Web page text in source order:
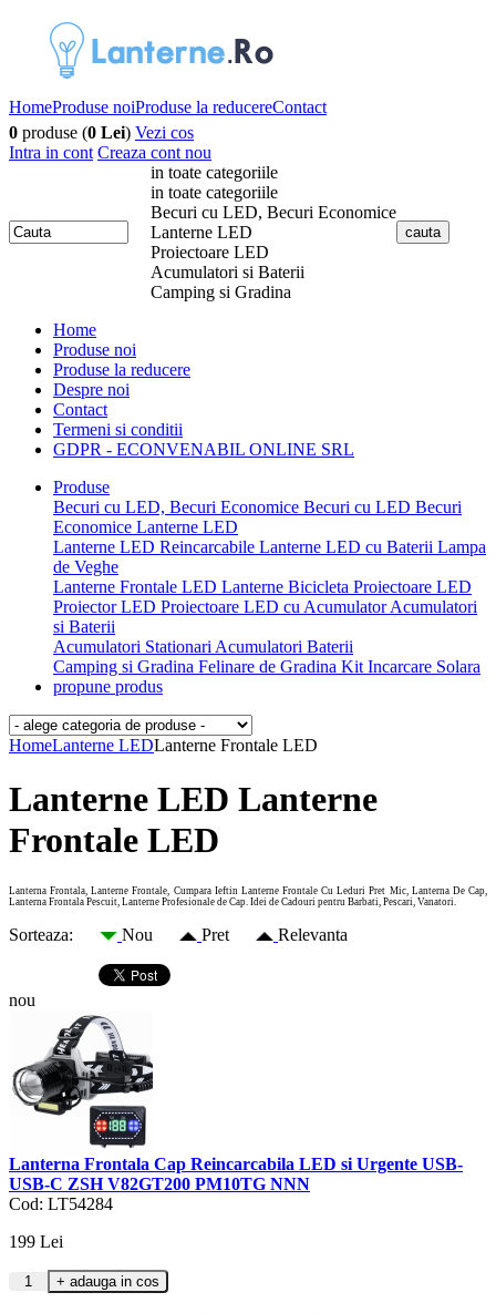
HomeProduse noiProduse la reducereContact
0 produse (0 Lei) Vezi cos
Intra in cont Creaza cont nou
in toate categoriile
in toate categoriile
Becuri cu LED, Becuri Economice
Lanterne LED
Proiectoare LED
Acumulatori si Baterii
Camping si Gradina
Home
Produse noi
Produse la reducere
Despre noi
Contact
Termeni si conditii
GDPR - ECONVENABIL ONLINE SRL
Produse
Becuri cu LED, Becuri Economice Becuri cu LED Becuri
Economice Lanterne LED
Lanterne LED Reincarcabile Lanterne LED cu Baterii Lampa
de Veghe
Lanterne Frontale LED Lanterne Bicicleta Proiectoare LED
Proiector LED Proiectoare LED cu AcumulatorAcumulatori
si Baterii
Acumulatori Stationari Acumulatori Baterii
Camping si Gradina Felinare de Gradina Kit Incarcare Solara
propune produs
HomeLanterne LEDLanterne Frontale LED
Lanterne LED Lanterne
Frontale LED
Lanterna Frontala, Lanterne Frontale, Cumpara Ieftin Lanterne Frontale Cu Leduri Pret Mic, Lanterna De Cap,
Lanterna Frontala Pescuit, Lanterne Profesionale de Cap. Idei de Cadouri pentru Barbati, Pescari, Vanatori.
Sorteaza: Nou Pret Relevanta
nou
Lanterna Frontala Cap Reincarcabila LED si Urgente USB-
USB-C ZSH V82GT200 PM10TG NNN
Cod: LT54284
199 Lei